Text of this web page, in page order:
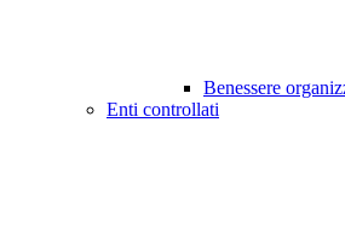
Benessere
Enti controllati